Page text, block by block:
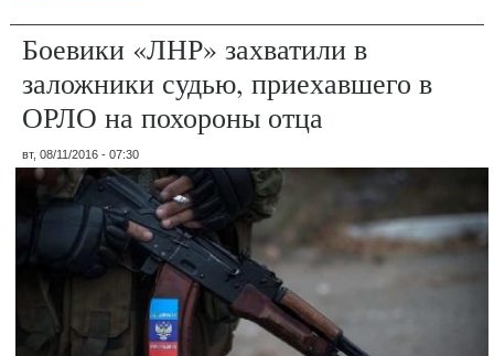
Боевики «ЛНР» захватили в
заложники судью, приехавшего в
ОРЛО на похороны отца
вт, 08/11/2016 - 07:30